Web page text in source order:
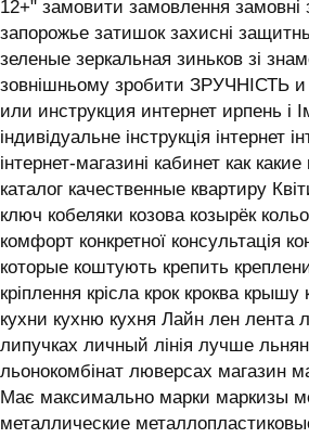
12+" замовити замовлення замовні
запорожье затишок захисні
зеленые зеркальная зиньков зі
зовнішньому зробити ЗРУЧНІСТЬ
или инструкция интернет ирпень і
індивідуальне інструкція інтернет
інтернет-магазині кабинет как
каталог качественные квартиру
ключ кобеляки козова козырёк
комфорт конкретної консультація
которые коштують крепить
кріплення крісла крок кроква
кухни кухню кухня ‎Лайн лен лента
липучках личный лінія лучше
льонокомбінат люверсах магазин
Має максимально марки маркизы
металлические